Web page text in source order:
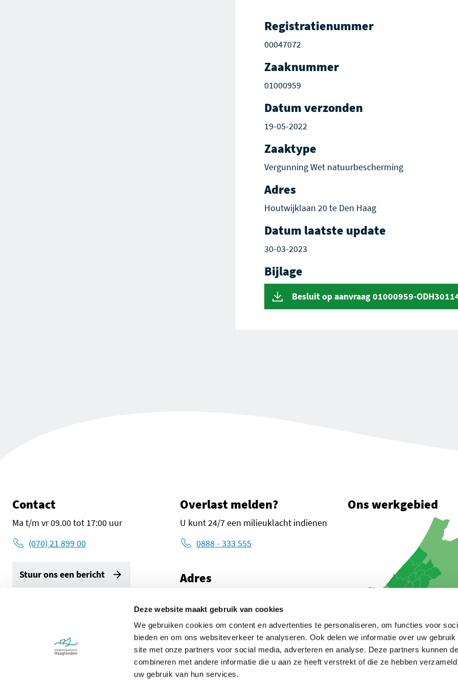
Deze website maakt gebruik van cookies
We gebruiken cookies om content en advertenties te personaliseren, om functies voor
bieden en om ons websiteverkeer te analyseren. Ook delen we informatie over uw gebruik
site met onze partners voor social media, adverteren en analyse. Deze partners kunnen
combineren met andere informatie die u aan ze heeft verstrekt of die ze hebben
uw gebruik van hun services.
Registratienummer
00047072
Zaaknummer
01000959
Datum verzonden
19-05-2022
Zaaktype
Vergunning Wet natuurbescherming
Adres
Houtwijklaan 20 te Den Haag
Datum laatste update
30-03-2023
Bijlage
Besluit op aanvraag 01000959-
Contact
Ma t/m vr 09.00 tot 17:00 uur
(070) 21 899 00
Stuur ons een bericht
LinkedIn Omgevingsdienst Haaglanden (opent in een nieuw tabblad)
Instagram Omgevingsdienst Haaglanden (opent in een nieuw tabblad)
X Omgevingsdienst Haaglanden (opent in een nieuw tabblad)
Facebook Omgevingsdienst Haaglanden (opent in een nieuw tabblad)
Overlast melden?
U kunt 24/7 een milieuklacht indienen
0888 - 333 555
Adres
2596 AW Den Haag
Route met Google Maps
Ons werkgebied